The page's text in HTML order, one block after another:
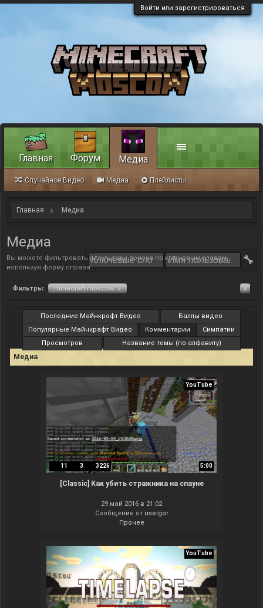
Войти или зарегистрироваться
Главная Медиа
Медиа
Вы можете фильтровать результаты поиска по ключевым словам,
используя форму справа.
Фильтры: minecraft moscow x x
Последние Майнкрафт Видео
Баллы видео
Популярные Майнкрафт Видео
Комментарии
Симпатии
Просмотров
Название темы (по алфавиту)
Медиа
YouTube
11 3 3226 5:00
[Classic] Как убить стражника на спауне
29 май 2016 в 21:02
Сообщение от useigor
Прочее
YouTube
Главная Форум Медиа
Случайное Видео Медиа Плейлисты